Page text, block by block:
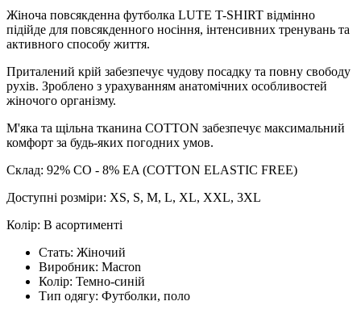
Жіноча повсякденна футболка LUTE T-SHIRT відмінно
підійде для повсякденного носіння, інтенсивних тренувань та
активного способу життя.
Приталений крій забезпечує чудову посадку та повну свободу
рухів. Зроблено з урахуванням анатомічних особливостей
жіночого організму.
М'яка та щільна тканина COTTON забезпечує максимальний
комфорт за будь-яких погодних умов.
Склад: 92% CO - 8% EA (COTTON ELASTIC FREE)
Доступні розміри: XS, S, M, L, XL, XXL, 3XL
Колір: В асортименті
Стать: Жіночий
Виробник: Macron
Колір: Темно-синій
Тип одягу: Футболки, поло